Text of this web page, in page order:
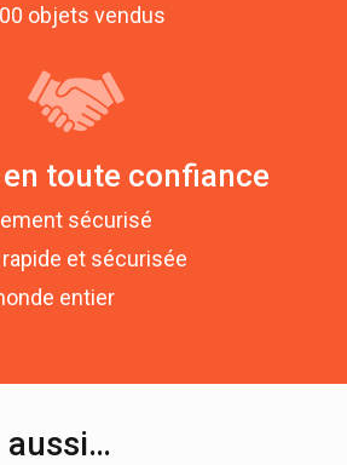
objets vendus
toute confiance
sécurisé
et sécurisée
entier
aussi…